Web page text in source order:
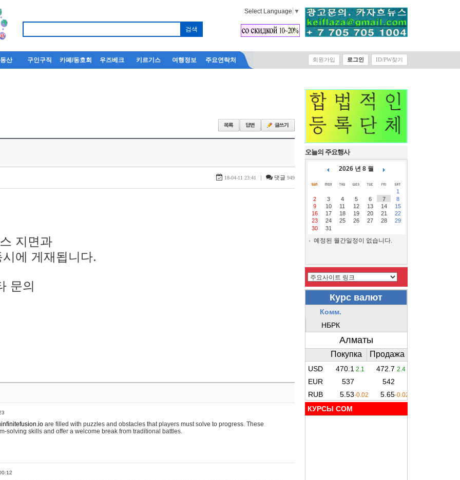
Select Language ▼
산 구인구직 카페/동호회 우즈베크 키르기스 여행정보 주요연락처 회원가입 로그인 ID/PW찾기
18-04-11 23:41 | 댓글 949
지면과
에 게재됩니다.
문의
are filled with puzzles and obstacles that players must solve to progress. These
solving skills and offer a welcome break from traditional battles.
오늘의 주요행사
2026 년 8 월
1
2
3 4 5 6 7
8
9
10 11 12 13 14
15
16
17 18 19 20 21
22
23
24 25 26 27 28
29
30
31
예정된 월간일정이 없습니다.
КУРСЫ COM